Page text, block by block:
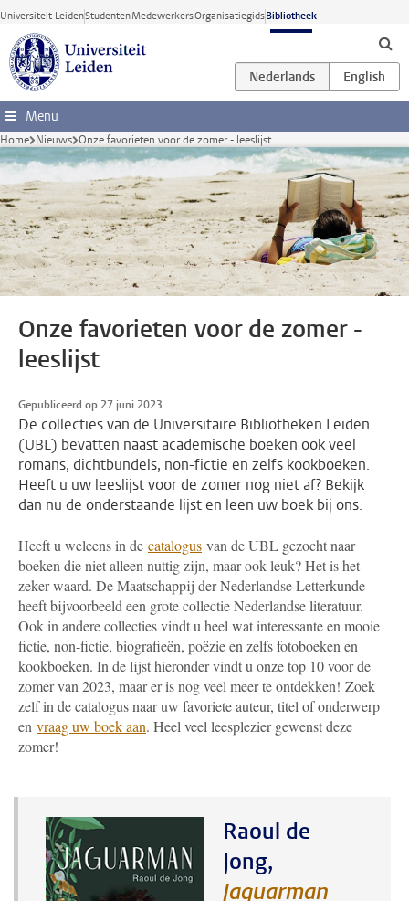
Ga direct naar de inhoud
Universiteit LeidenStudentenMedewerkersOrganisatiegidsBibliotheek
Menu
Home Nieuws Onze favorieten voor de zomer - leeslijst
Onze favorieten voor de zomer -
leeslijst
Gepubliceerd op 27 juni 2023
De collecties van de Universitaire Bibliotheken Leiden
(UBL) bevatten naast academische boeken ook veel
romans, dichtbundels, non-fictie en zelfs kookboeken.
Heeft u uw leeslijst voor de zomer nog niet af? Bekijk
dan nu de onderstaande lijst en leen uw boek bij ons.
Heeft u weleens in de catalogus van de UBL gezocht naar
boeken die niet alleen nuttig zijn, maar ook leuk? Het is het
zeker waard. De Maatschappij der Nederlandse Letterkunde
heeft bijvoorbeeld een grote collectie Nederlandse literatuur.
Ook in andere collecties vindt u heel wat interessante en mooie
fictie, non-fictie, biografieën, poëzie en zelfs fotoboeken en
kookboeken. In de lijst hieronder vindt u onze top 10 voor de
zomer van 2023, maar er is nog veel meer te ontdekken! Zoek
zelf in de catalogus naar uw favoriete auteur, titel of onderwerp
en vraag uw boek aan. Heel veel leesplezier gewenst deze
zomer!
Raoul de
Jong,
Jaguarman